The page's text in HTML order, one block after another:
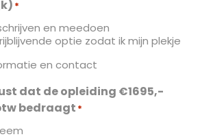
*
en meedoen
optie zodat ik mijn plekje
en contact
dat de opleiding €1695,-
bedraagt *